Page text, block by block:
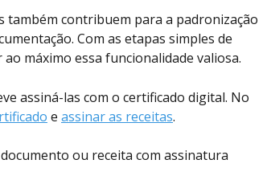
também contribuem para a padronização
Com as etapas simples de
máximo essa funcionalidade valiosa.
assiná-las com o certificado digital. No
e assinar as receitas.
ou receita com assinatura